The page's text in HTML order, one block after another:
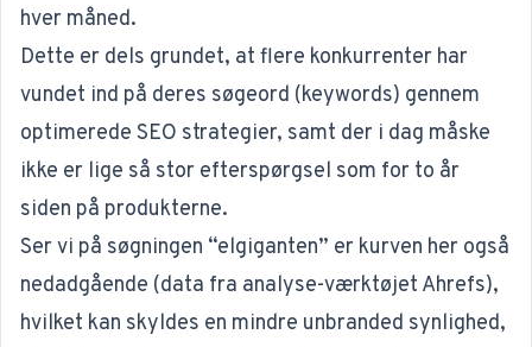
hver måned.
Dette er dels grundet, at flere konkurrenter har
vundet ind på deres søgeord (keywords) gennem
optimerede SEO strategier, samt der i dag måske
ikke er lige så stor efterspørgsel som for to år
siden på produkterne.
Ser vi på søgningen “elgiganten” er kurven her også
nedadgående (data fra analyse-værktøjet Ahrefs),
hvilket kan skyldes en mindre unbranded synlighed,